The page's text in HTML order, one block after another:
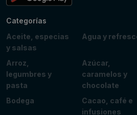
Categorías
Aceite, especias
y salsas
Agua y
Arroz,
legumbres y
pasta
Azúcar,
caramelos y
chocolate
Bodega
Cacao, café e
infusiones